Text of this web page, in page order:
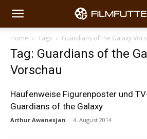
Home Tags Guardians of the Galaxy
Tag: Guardians of the
Vorschau
Haufenweise Figurenposter und
Guardians of the Galaxy
Arthur Awanesjan - 4. August 2014